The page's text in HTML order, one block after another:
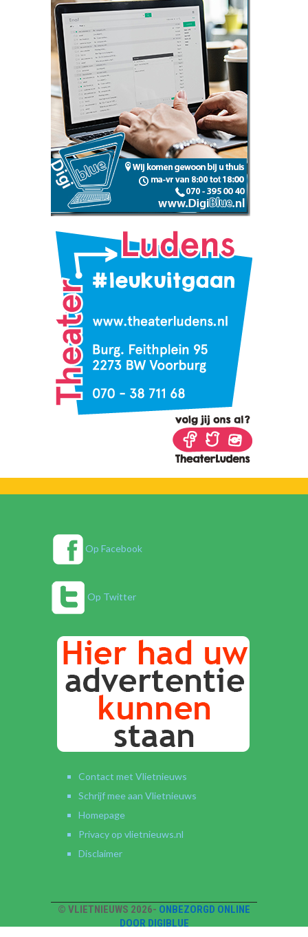
Op Facebook
Op Twitter
Contact met Vlietnieuws
Schrijf mee aan Vlietnieuws
Homepage
Privacy op vlietnieuws.nl
Disclaimer
© VLIETNIEUWS 2026- ONBEZORGD ONLINE
DOOR DIGIBLUE